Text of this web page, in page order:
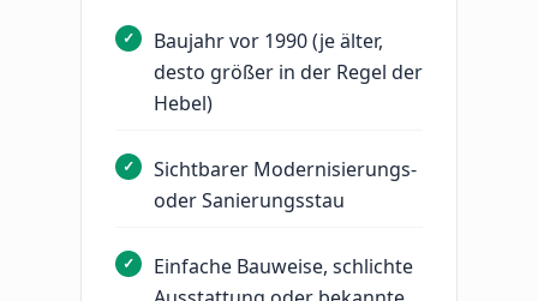
Baujahr vor 1990 (je älter,
desto größer in der Regel der
Hebel)
Sichtbarer Modernisierungs-
oder Sanierungsstau
Einfache Bauweise, schlichte